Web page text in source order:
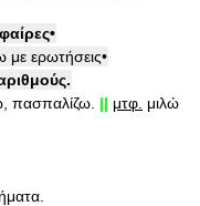
με ερωτήσεις•
πασπαλίζω. || μτφ. μιλώ